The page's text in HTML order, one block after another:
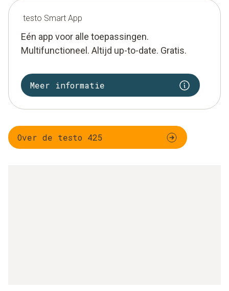
testo Smart App
Eén app voor alle toepassingen.
Multifunctioneel. Altijd up-to-date. Gratis.
Meer informatie
Over de testo 425